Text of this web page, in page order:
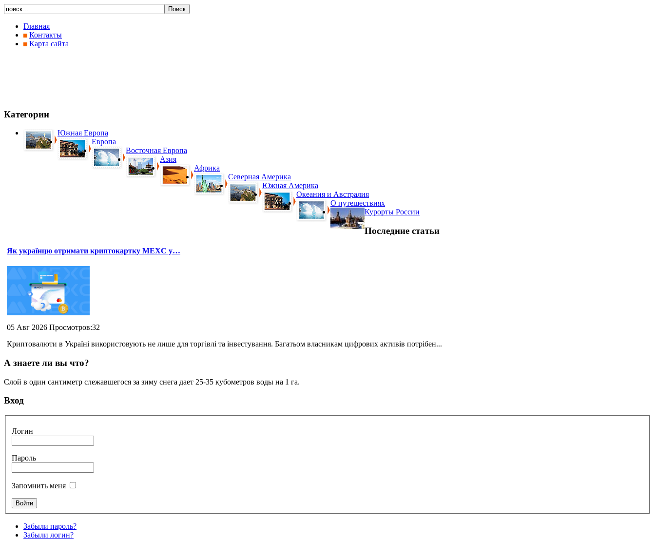
Главная
Контакты
Карта сайта
Категории
Южная Европа
Европа
Восточная Европа
Азия
Африка
Северная Америка
Южная Америка
Океания и Австралия
О путешествиях
Курорты России
Последние статьи
Як українцю отримати криптокартку MEXC у…
05 Авг 2026 Просмотров:32
Криптовалюти в Україні використовують не лише для торгівлі та інвестування. Багатьом власникам цифрових активів потрібен...
А знаете ли вы что?
Слой в один сантиметр слежавшегося за зиму снега дает 25-35 кубометров воды на 1 га.
Вход
Логин
Пароль
Запомнить меня
Забыли пароль?
Забыли логин?